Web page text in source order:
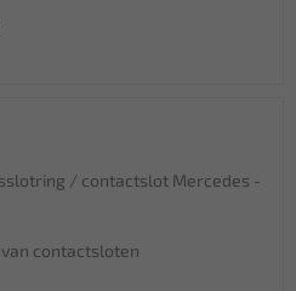
/ contactslot Mercedes -
contactsloten